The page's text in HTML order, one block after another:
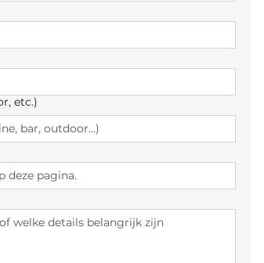
40mm x 90mm
etc.)